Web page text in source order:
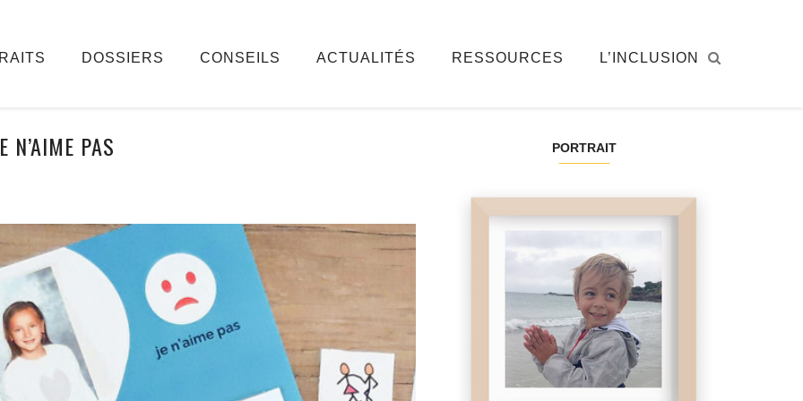
DOSSIERS CONSEILS ACTUALITÉS RESSOURCES L’INCLUSION
N’AIME PAS PORTRAIT